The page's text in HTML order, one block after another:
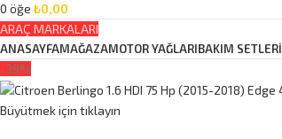
0 öğe ₺0,00
ARAÇ MARKALARI
ANASAYFAMAĞAZAMOTOR YAĞLARIBAKIM SETLERİ
-39%
Büyütmek için tıklayın